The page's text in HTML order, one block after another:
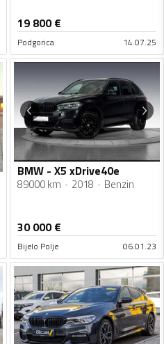
19 800€
Podgorica 14.07.25
BMW - X5 xDrive40e
89000 km 2018 Benzin
30 000€
Bijelo Polje 06.01.23